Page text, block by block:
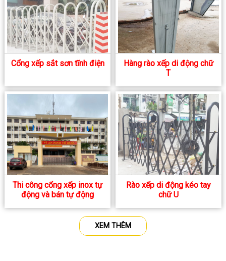
Cổng xếp sắt sơn tĩnh điện
Hàng rào xếp di động chữ
T
Thi công cổng xếp inox tự
động và bán tự động
Rào xếp di động kéo tay
chữ U
XEM THÊM